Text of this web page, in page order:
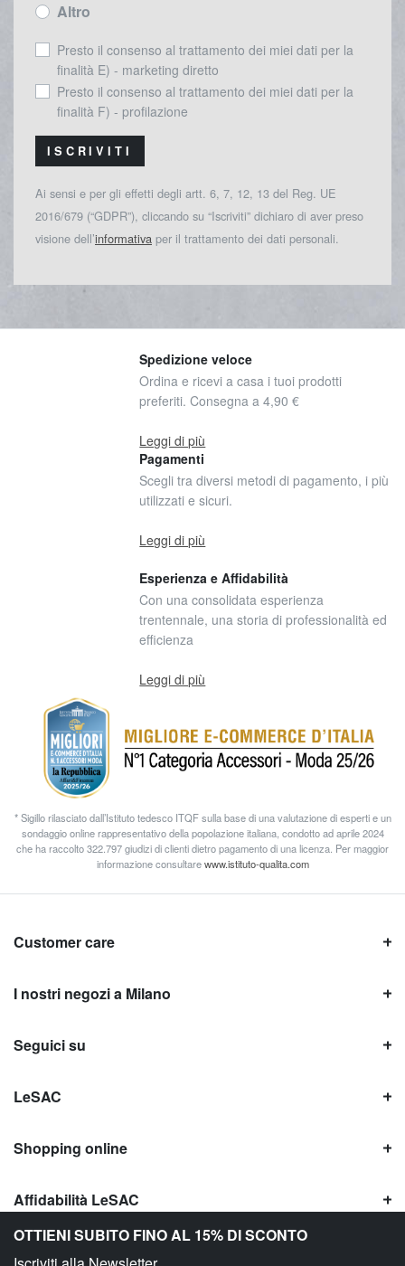
Altro
Presto il consenso al trattamento dei miei dati per la
finalità E) - marketing diretto
Presto il consenso al trattamento dei miei dati per la
finalità F) - profilazione
ISCRIVITI
Ai sensi e per gli effetti degli artt. 6, 7, 12, 13 del Reg. UE
2016/679 (“GDPR”), cliccando su “Iscriviti” dichiaro di aver preso
visione dell’informativa per il trattamento dei dati personali.
OTTIENI SUBITO FINO AL 15% DI SCONTO
Spedizione veloce
Ordina e ricevi a casa i tuoi prodotti
preferiti. Consegna a 4,90 €
Leggi di più
Pagamenti
Scegli tra diversi metodi di pagamento, i più
utilizzati e sicuri.
Leggi di più
Esperienza e Affidabilità
Con una consolidata esperienza
trentennale, una storia di professionalità ed
efficienza
Leggi di più
* Sigillo rilasciato dall’Istituto tedesco ITQF sulla base di una valutazione di esperti e un
sondaggio online rappresentativo della popolazione italiana, condotto ad aprile 2024
che ha raccolto 322.797 giudizi di clienti dietro pagamento di una licenza. Per maggior
informazione consultarewww.istituto-qualita.com
Customer care
I nostri negozi a Milano
Seguici su
LeSAC
Shopping online
Affidabilità LeSAC